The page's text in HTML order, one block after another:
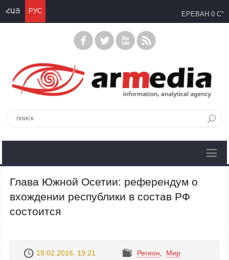
ՀԱՅ РУС ЕРЕВАН 0 C°
Глава Южной Осетии: референдум о
вхождении республики в состав РФ
состоится
19.02.2016, 19:21 Регион Mир